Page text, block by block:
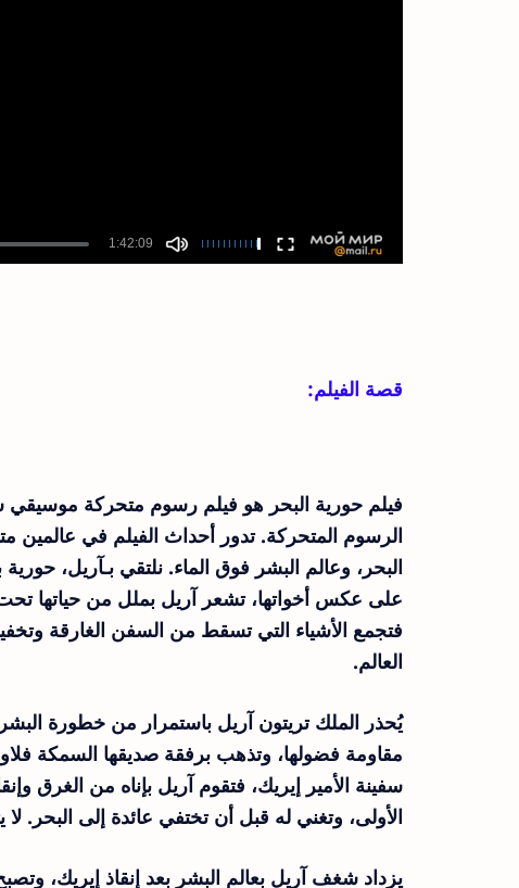
قصة الفيلم:
فيلم حورية البحر هو فيلم رسوم متحركة موسيقي
الرسوم المتحركة. تدور أحداث الفيلم في
البحر، وعالم البشر فوق الماء. نلتقي بـآريل،
على عكس أخواتها، تشعر آريل بملل من حياتها
فتجمع الأشياء التي تسقط من السفن الغارقة
العالم.
يُحذر الملك تريتون آريل باستمرار من خطورة
مقاومة فضولها، وتذهب برفقة صديقها السمكة
سفينة الأمير إيريك، فتقوم آريل بإناه من
الأولى، وتغني له قبل أن تختفي عائدة إلى البحر.
يزداد شغف آريل بعالم البشر بعد إنقاذ إيريك،